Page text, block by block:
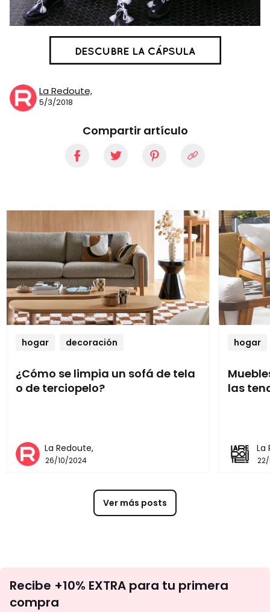
La Redoute,
5/3/2018
Compartir artículo
hogar decoración
¿Cómo se limpia un sofá de tela
o de terciopelo?
La Redoute,
26/10/2024
hogar
las
La
Ver más posts
te
Recibe +10% EXTRA para tu primera
compra